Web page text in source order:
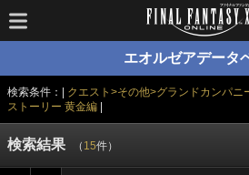
エオルゼアデータ
検索条件：| クエスト>その他>グランドカンパニ
ストーリー 黄金編|
検索結果 （ 15件）